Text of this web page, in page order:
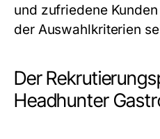
und zufriedene
der Auswahlkriterien
Der
Headhunter